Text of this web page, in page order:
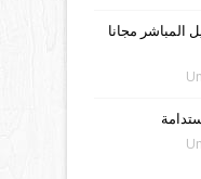
المباشر مجانا